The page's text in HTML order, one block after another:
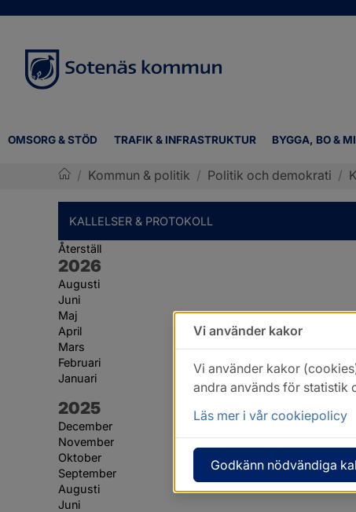
OMSORG & STÖD TRAFIK & INFRASTRUKTUR BYGGA, BO &
/ Kommun & politik / Politik och demokrati /
KALLELSER & PROTOKOLL
Återställ
År:
2026
Augusti
Juni
Maj
April
Mars
Februari
Januari
År:
2025
December
November
Oktober
September
Augusti
Juni
Vi använder kakor
Vi använder kakor
andra används för statistik
Läs mer i vår cookiepolicy
Godkänn nödvändiga